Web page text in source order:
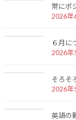
常にポ
2026年
６月に
2026年
そろそ
2026年
英語の